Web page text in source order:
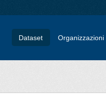
Dataset Organizzazioni